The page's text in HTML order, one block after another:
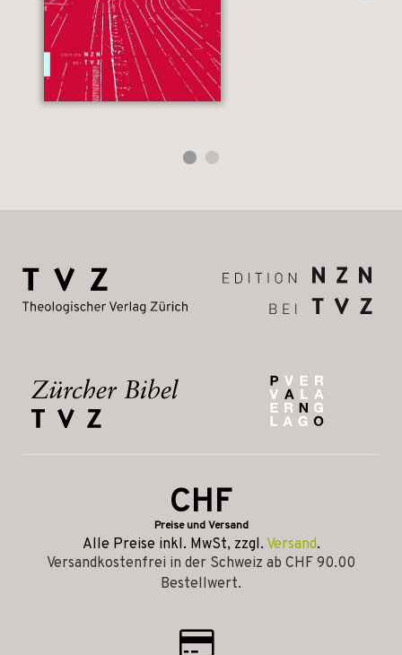
CHF
Preise und Versand
Alle Preise inkl. MwSt, zzgl. Versand.
Versandkostenfrei in der Schweiz ab CHF 90.00
Bestellwert.